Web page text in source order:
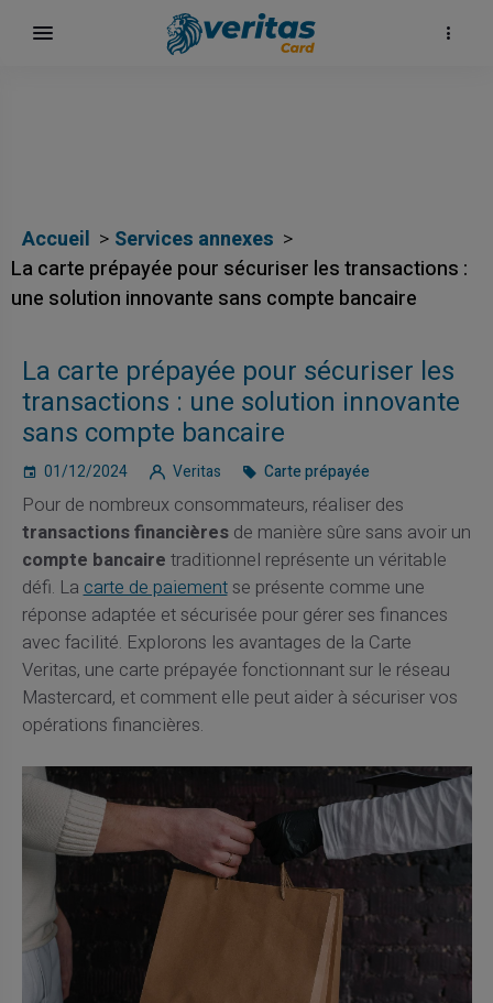
Accueil
Services annexes
La carte prépayée pour sécuriser les transactions :
une solution innovante sans compte bancaire
La carte prépayée pour sécuriser les
transactions : une solution innovante
sans compte bancaire
01/12/2024 Veritas Carte prépayée
Pour de nombreux consommateurs, réaliser des
transactions financièresde manière sûre sans avoir un
compte bancaire traditionnel représente un véritable
défi. Lacarte de paiementse présente comme une
réponse adaptée et sécurisée pour gérer ses finances
avec facilité. Explorons les avantages de la Carte
Veritas, une carte prépayée fonctionnant sur le réseau
Mastercard, et comment elle peut aider à sécuriser vos
opérations financières.